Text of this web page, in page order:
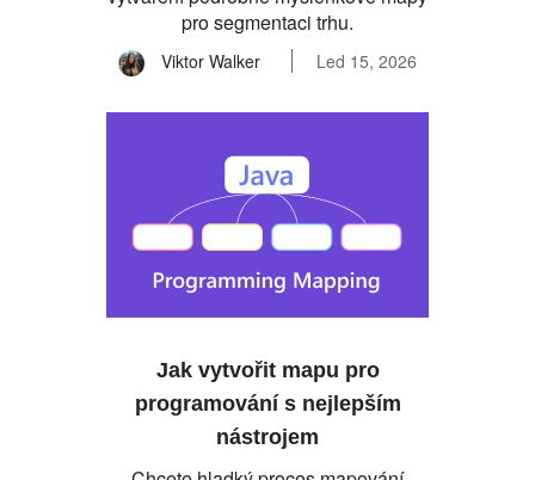
pro segmentaci trhu.
Viktor Walker Led 15, 2026
Jak vytvořit mapu pro
programování s nejlepším
nástrojem